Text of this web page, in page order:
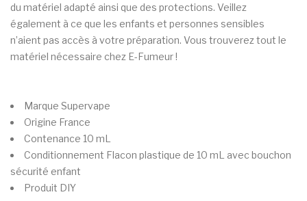
du matériel adapté ainsi que des protections. Veillez
également à ce que les enfants et personnes sensibles
n’aient pas accès à votre préparation. Vous trouverez tout le
matériel nécessaire chez E-Fumeur !
Marque Supervape
Origine France
Contenance 10 mL
Conditionnement Flacon plastique de 10 mL avec bouchon
sécurité enfant
Produit DIY